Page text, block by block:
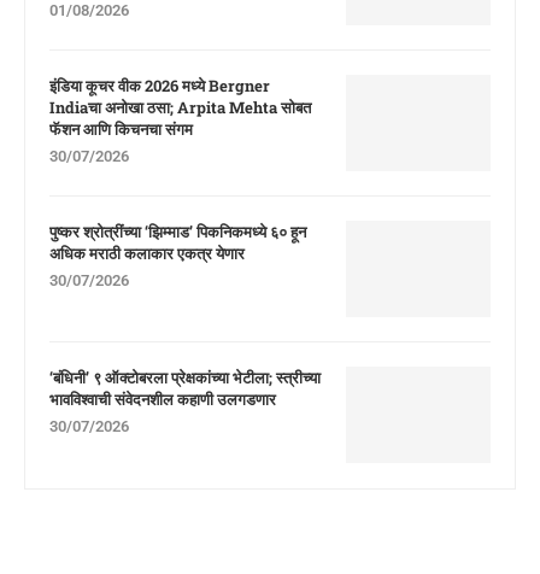
01/08/2026
इंडिया कूचर वीक 2026 मध्ये Bergner
Indiaचा अनोखा ठसा; Arpita Mehta सोबत
फॅशन आणि किचनचा संगम
30/07/2026
पुष्कर श्रोत्रींच्या ‘झिम्माड’ पिकनिकमध्ये ६० हून
अधिक मराठी कलाकार एकत्र येणार
30/07/2026
‘बंधिनी’ ९ ऑक्टोबरला प्रेक्षकांच्या भेटीला; स्त्रीच्या
भावविश्वाची संवेदनशील कहाणी उलगडणार
30/07/2026